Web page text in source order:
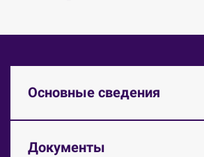
Основные сведения
Документы